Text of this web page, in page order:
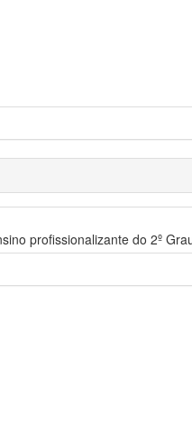
profissionalizante do 2º